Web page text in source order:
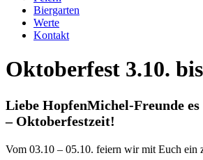
Biergarten
Werte
Kontakt
Oktoberfest 3.10.
Liebe HopfenMichel-Freunde
– Oktoberfestzeit!
Vom 03.10 – 05.10. feiern wir mit Euch ein